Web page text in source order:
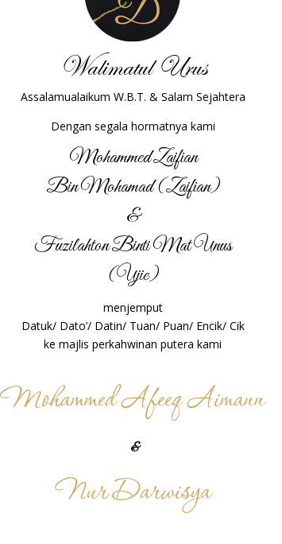
Walimatul Urus
Assalamualaikum W.B.T. & Salam Sejahtera
Dengan segala hormatnya kami
Mohammed Zaifian
Bin Mohamad (Zaifian)
&
Fuzilahton Binti Mat Unus
(Ujie)
menjemput
Datuk/ Dato’/ Datin/ Tuan/ Puan/ Encik/ Cik
ke majlis perkahwinan putera kami
Mohammed Afeeq Aimann
&
Nur Darwisya